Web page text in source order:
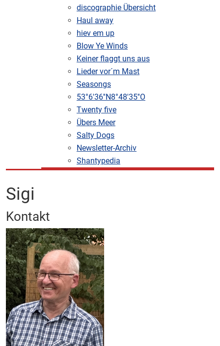
discographie Übersicht
Haul away
hiev em up
Blow Ye Winds
Keiner flaggt uns aus
Lieder vor´m Mast
Seasongs
53°6'36''N8°48'35''O
Twenty five
Übers Meer
Salty Dogs
Newsletter-Archiv
Shantypedia
Sigi
Kontakt